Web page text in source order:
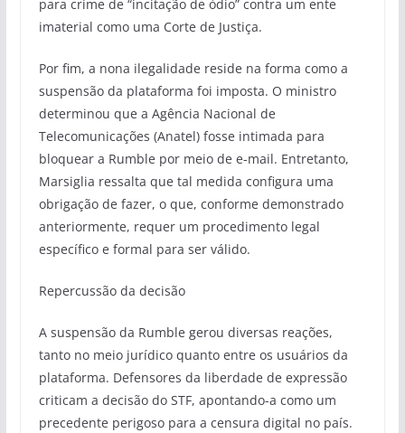
para crime de “incitação de ódio” contra um ente
imaterial como uma Corte de Justiça.
Por fim, a nona ilegalidade reside na forma como a
suspensão da plataforma foi imposta. O ministro
determinou que a Agência Nacional de
Telecomunicações (Anatel) fosse intimada para
bloquear a Rumble por meio de e-mail. Entretanto,
Marsiglia ressalta que tal medida configura uma
obrigação de fazer, o que, conforme demonstrado
anteriormente, requer um procedimento legal
específico e formal para ser válido.
Repercussão da decisão
A suspensão da Rumble gerou diversas reações,
tanto no meio jurídico quanto entre os usuários da
plataforma. Defensores da liberdade de expressão
criticam a decisão do STF, apontando-a como um
precedente perigoso para a censura digital no país.